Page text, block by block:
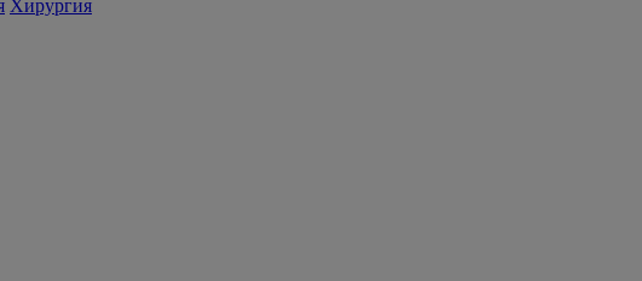
Хирургия